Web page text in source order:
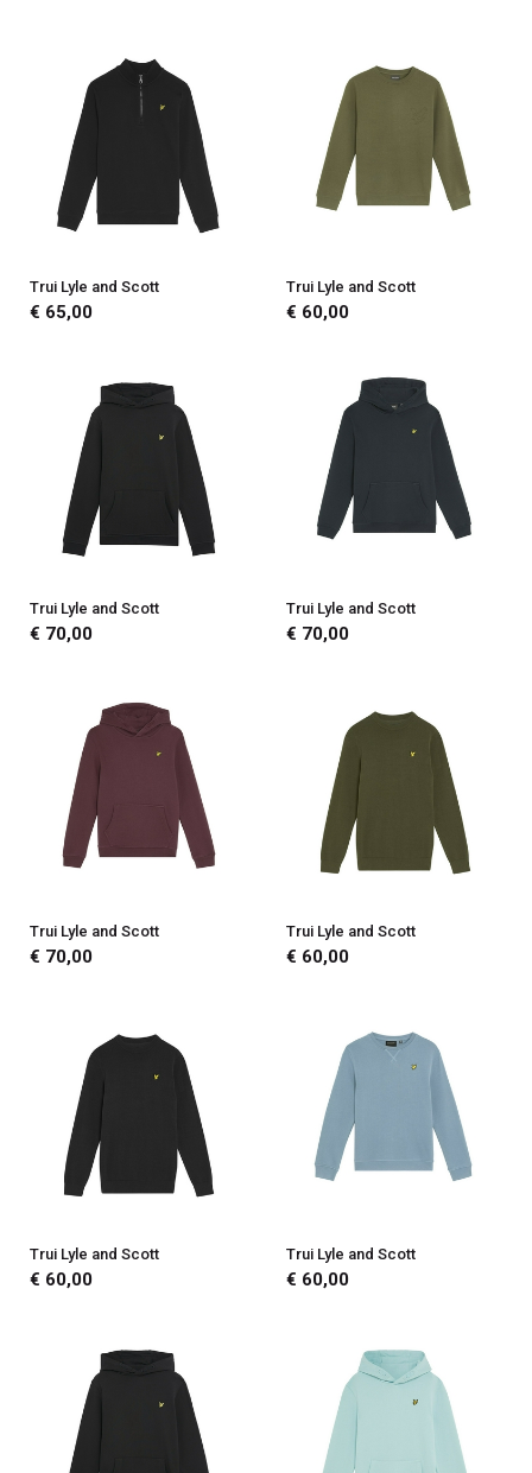
Trui Lyle and Scott
€ 65,00
Trui Lyle and Scott
€ 60,00
Trui Lyle and Scott
€ 70,00
Trui Lyle and Scott
€ 70,00
Trui Lyle and Scott
€ 70,00
Trui Lyle and Scott
€ 60,00
Trui Lyle and Scott
€ 60,00
Trui Lyle and Scott
€ 60,00